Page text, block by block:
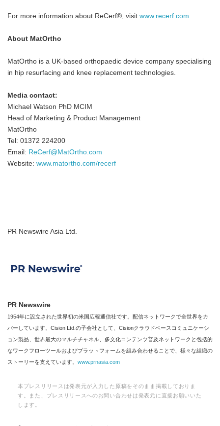
For more information about ReCerf®, visit www.recerf.com
About MatOrtho
MatOrtho is a UK-based orthopaedic device company specialising
in hip resurfacing and knee replacement technologies.
Media contact:
Michael Watson PhD MCIM
Head of Marketing & Product Management
MatOrtho
Tel: 01372 224200
Email: ReCerf@MatOrtho.com
Website: www.matortho.com/recerf
PR Newswire Asia Ltd.
PR Newswire
1954年に設立された世界初の米国広報通信社です。配信ネットワークで全世界をカ
バーしています。Cision Ltd.の子会社として、Cisionクラウドベースコミュニケーシ
ョン製品、世界最大のマルチチャネル、多文化コンテンツ普及ネットワークと包括的
なワークフローツールおよびプラットフォームを組み合わせることで、様々な組織の
ストーリーを支えています。 www.prnasia.com
本プレスリリースは発表元が入力した原稿をそのまま掲載しておりま
す。また、プレスリリースへのお問い合わせは発表元に直接お願いいた
します。